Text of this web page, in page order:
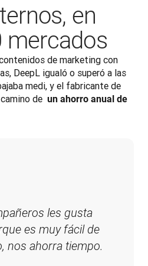
en
mercados
de marketing con
DeepL igualó o superó a las
medi, y el fabricante de
de un ahorro anual de
les gusta
es muy fácil de
nos ahorra tiempo.